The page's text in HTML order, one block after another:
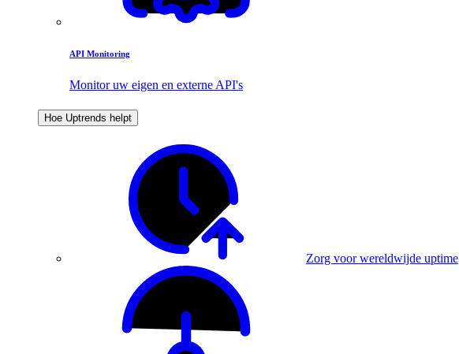
API Monitoring
Monitor uw eigen en externe API's
Hoe Uptrends helpt
Zorg voor wereldwijde uptime